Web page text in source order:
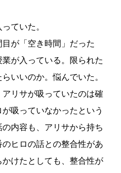
ていた。
が「空き時間」だった
が入っている。限られた
いいのか。悩んでいた。
リサが吸っていたのは確
吸っていなかったという
内容も、アリサから持ち
ヒロの話との整合性があ
けたとしても、整合性が